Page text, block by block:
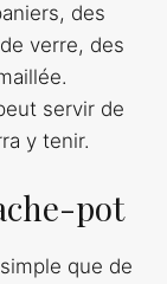
des
verre, des
servir de
y tenir.
pot
que de